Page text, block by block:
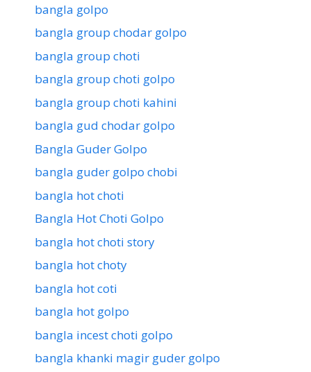
bangla golpo
bangla group chodar golpo
bangla group choti
bangla group choti golpo
bangla group choti kahini
bangla gud chodar golpo
Bangla Guder Golpo
bangla guder golpo chobi
bangla hot choti
Bangla Hot Choti Golpo
bangla hot choti story
bangla hot choty
bangla hot coti
bangla hot golpo
bangla incest choti golpo
bangla khanki magir guder golpo